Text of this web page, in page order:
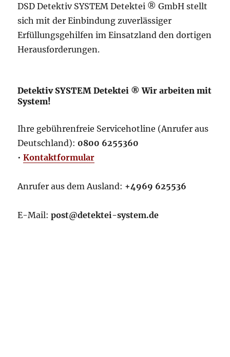
DSD Detektiv SYSTEM Detektei ® GmbH stellt
sich mit der Einbindung zuverlässiger
Erfüllungsgehilfen im Einsatzland den dortigen
Herausforderungen.
Detektiv SYSTEM Detektei ® Wir arbeiten mit
System!
Ihre gebührenfreie Servicehotline (Anrufer aus
Deutschland): 0800 6255360
•Kontaktformular
Anrufer aus dem Ausland: +4969 625536
E-Mail:post@detektei-system.de